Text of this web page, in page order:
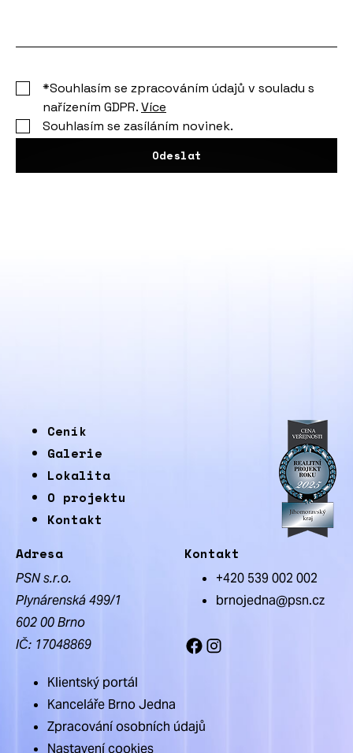
*Souhlasím se zpracováním údajů v souladu s
nařízením GDPR.Více
Souhlasím se zasíláním novinek.
Odeslat
Ceník
Galerie
Lokalita
O projektu
Kontakt
Adresa
PSN s.r.o.
Plynárenská 499/1
602 00 Brno
IČ: 17048869
Kontakt
+420 539 002 002
brnojedna@psn.cz
Facebook
Instagram
Klientský portál
Kanceláře Brno Jedna
Zpracování osobních údajů
Nastavení cookies